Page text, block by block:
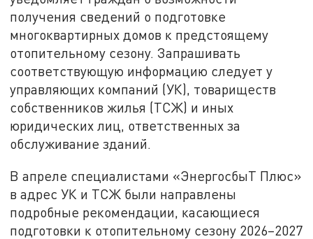
получения сведений о подготовке
многоквартирных домов к предстоящему
отопительному сезону. Запрашивать
соответствующую информацию следует у
управляющих компаний (УК), товариществ
собственников жилья (ТСЖ) и иных
юридических лиц, ответственных за
обслуживание зданий.
В апреле специалистами «ЭнергосбыТ Плюс»
в адрес УК и ТСЖ были направлены
подробные рекомендации, касающиеся
подготовки к отопительному сезону 2026–2027